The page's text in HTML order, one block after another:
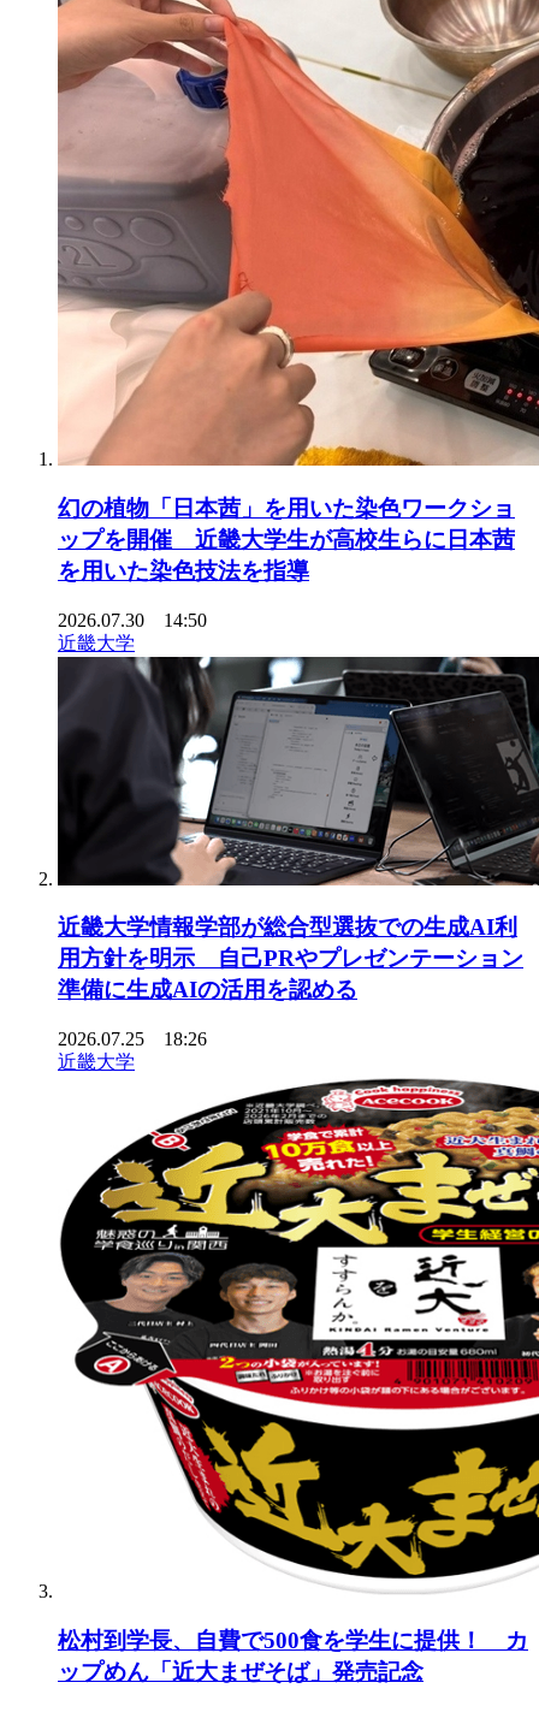
幻の植物「日本茜」を用いた染色ワークショ
ップを開催 近畿大学生が高校生らに日本茜
を用いた染色技法を指導
2026.07.30 14:50
近畿大学
近畿大学情報学部が総合型選抜での生成AI利
用方針を明示 自己PRやプレゼンテーション
準備に生成AIの活用を認める
2026.07.25 18:26
近畿大学
松村到学長、自費で500食を学生に提供！ カ
ップめん「近大まぜそば」発売記念